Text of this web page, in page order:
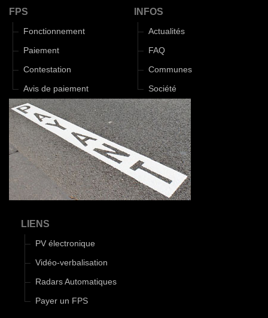
FPS
Fonctionnement
Paiement
Contestation
Avis de paiement
INFOS
Actualités
FAQ
Communes
Société
LIENS
PV électronique
Vidéo-verbalisation
Radars Automatiques
Payer un FPS